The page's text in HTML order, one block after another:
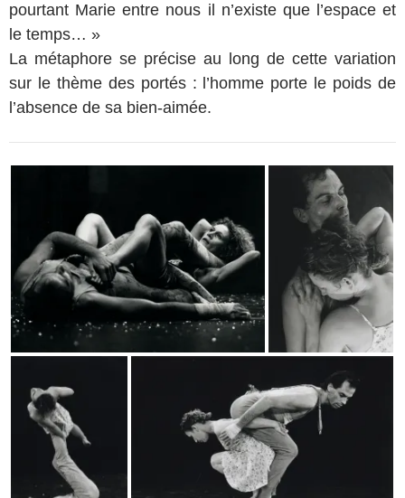
pourtant Marie entre nous il n’existe que l’espace et
le temps… »
La métaphore se précise au long de cette variation
sur le thème des portés : l’homme porte le poids de
l’absence de sa bien-aimée.